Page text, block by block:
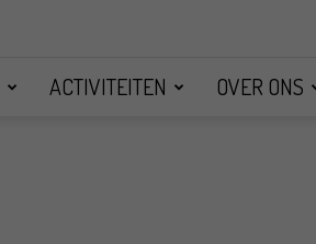
ACTIVITEITEN OVER ONS